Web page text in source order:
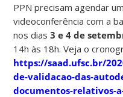
PPN precisam agendar
videoconferência com a
nos dias3 e 4 de
14h às 18h. Veja o
https://saad.ufsc.br/
de-validacao-das-
documentos-relativos-